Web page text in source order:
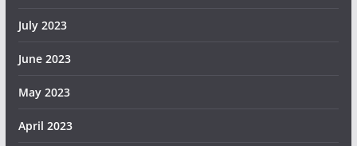
July 2023
June 2023
May 2023
April 2023